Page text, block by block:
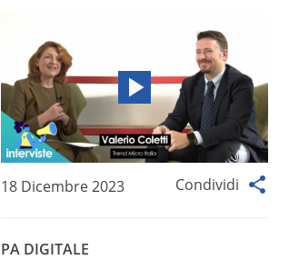
18 Dicembre 2023 Condividi
PA DIGITALE